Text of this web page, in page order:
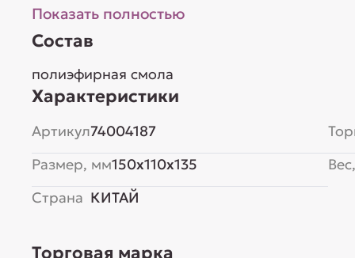
Показать полностью
Состав
полиэфирная смола
Характеристики
Артикул74004187
Размер, мм150x110x135
Страна КИТАЙ
Торговая марка